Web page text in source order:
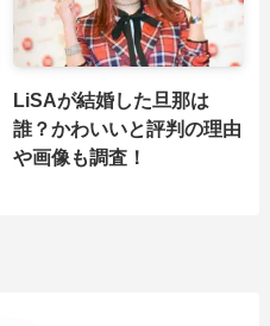
LiSAが結婚した旦那は
誰？かわいいと評判の理由
や画像も調査！